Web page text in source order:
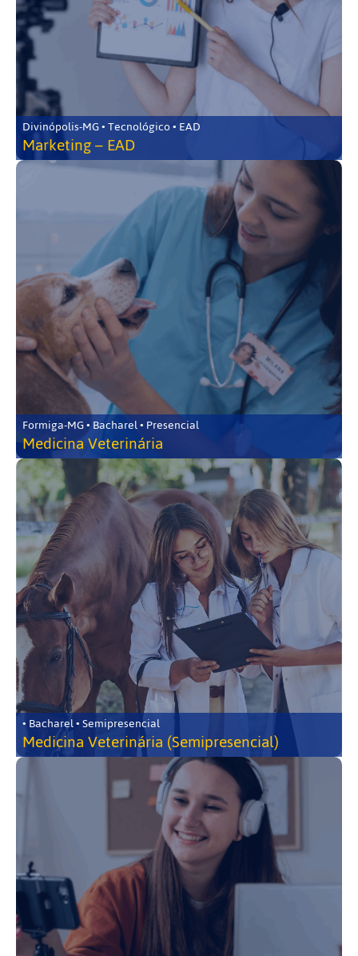
Divinópolis-MG • Tecnológico • EAD
Marketing – EAD
Formiga-MG • Bacharel • Presencial
Medicina Veterinária
• Bacharel • Semipresencial
Medicina Veterinária (Semipresencial)